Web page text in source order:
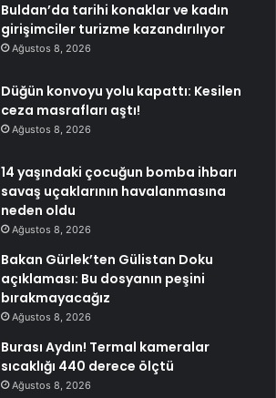
Buldan’da tarihi konaklar ve kadın
girişimciler turizme kazandırılıyor
Ağustos 8, 2026
Düğün konvoyu yolu kapattı: Kesilen
ceza masrafları aştı!
Ağustos 8, 2026
14 yaşındaki çocuğun bomba ihbarı
savaş uçaklarının havalanmasına
neden oldu
Ağustos 8, 2026
Bakan Gürlek’ten Gülistan Doku
açıklaması: Bu dosyanın peşini
bırakmayacağız
Ağustos 8, 2026
Burası Aydın! Termal kameralar
sıcaklığı 440 derece ölçtü
Ağustos 8, 2026